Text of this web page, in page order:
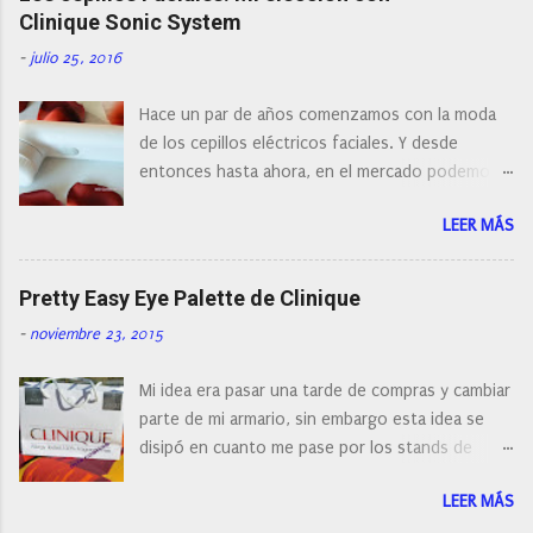
r
n
o
m
e
n
t
a
o
Clinique Sonic System
- julio 25, 2016
Hace un par de años comenzamos con la moda
de los cepillos eléctricos faciales. Y desde
entonces hasta ahora, en el mercado podemos
con diferentes características, a pilas, a batería,
cepillos de rotación o de oscilación... y
naturalmente de todos los precios. Existe en la
actualidad tal variedad, que antes de hacer la
compra debemos de hacernos unas preguntas:
post os voy a dar mi opinión de porque elegí mi
cepillo facial de Clinique
LEER MÁS
Pretty Easy Eye Palette de Clinique
- noviembre 23, 2015
Mi idea era pasar una tarde de compras y cambiar
parte de mi armario, sin embargo esta idea se
disipó en cuanto me pase por los stands de
resistirse a esta paleta de colores de Clinique.
LEER MÁS